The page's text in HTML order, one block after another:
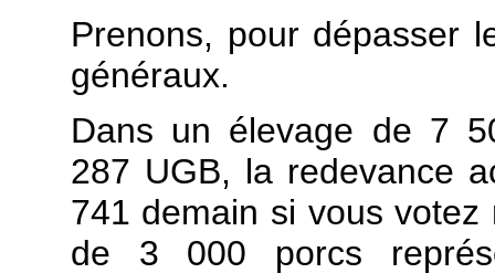
Prenons, pour dépasser
généraux.
Dans un élevage de 7
287 UGB, la redevance
741 demain si vous
de 3 000 porcs